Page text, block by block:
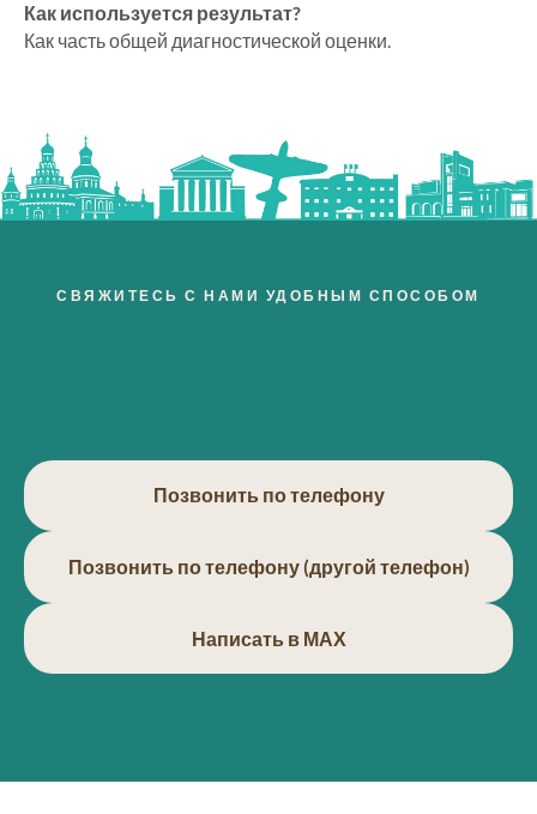
Как используется результат?
Как часть общей диагностической оценки.
СВЯЖИТЕСЬ С НАМИ УДОБНЫМ СПОСОБОМ
Позвонить по телефону
Позвонить по телефону (другой телефон)
Написать в МАХ